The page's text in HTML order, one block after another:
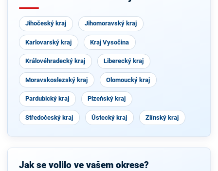
Jihočeský kraj Jihomoravský kraj
Karlovarský kraj Kraj Vysočina
Královéhradecký kraj Liberecký kraj
Moravskoslezský kraj Olomoucký kraj
Pardubický kraj Plzeňský kraj
Středočeský kraj Ústecký kraj Zlínský kraj
Jak se volilo ve vašem okrese?